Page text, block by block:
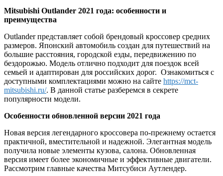
Mitsubishi Outlander 2021 года: особенности и
преимущества
Outlander представляет собой брендовый кроссовер средних
размеров. Японский автомобиль создан для путешествий на
большие расстояния, городской езды, передвижению по
бездорожью. Модель отлично подходит для поездок всей
семьей и адаптирован для российских дорог. Ознакомиться с
доступными комплектациями можно на сайте https://mct-
mitsubishi.ru/. В данной статье разберемся в секрете
популярности модели.
Особенности обновленной версии 2021 года
Новая версия легендарного кроссовера по-прежнему остается
практичной, вместительной и надежной. Элегантная модель
получила новые элементы кузова, салона. Обновленная
версия имеет более экономичные и эффективные двигатели.
Рассмотрим главные качества Митсубиси Аутлендер.